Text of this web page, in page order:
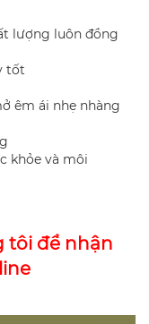
lượng luôn đồng
tốt
êm ái nhẹ nhàng
khỏe và môi
tôi để nhận